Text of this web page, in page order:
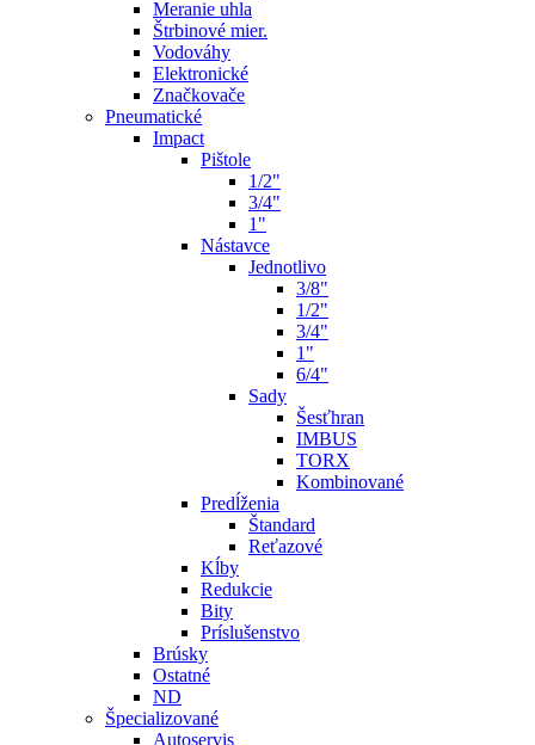
Meranie uhla
Štrbinové mier.
Vodováhy
Elektronické
Značkovače
Pneumatické
Impact
Pištole
1/2"
3/4"
1"
Nástavce
Jednotlivo
3/8"
1/2"
3/4"
1"
6/4"
Sady
Šesťhran
IMBUS
TORX
Kombinované
Predĺženia
Štandard
Reťazové
Kĺby
Redukcie
Bity
Príslušenstvo
Brúsky
Ostatné
ND
Špecializované
Autoservis